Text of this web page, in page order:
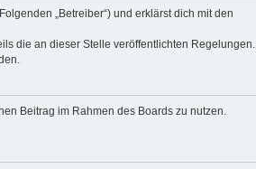
„Betreiber“) und erklärst dich mit den
die an dieser Stelle veröffentlichten Regelungen.
Beitrag im Rahmen des Boards zu nutzen.